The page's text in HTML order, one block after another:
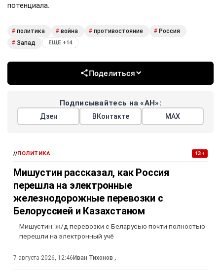
потенциала.
# политика # война # противостояние # Россия
# Запад ЕЩЕ +14
Поделиться
Подписывайтесь на «АН»:
Дзен ВКонтакте МАХ
//ПОЛИТИКА 13+
Мишустин рассказал, как Россия
перешла на электронные
железнодорожные перевозки с
Белоруссией и Казахстаном
Мишустин: ж/д перевозки с Беларусью почти полностью
перешли на электронный учё
7 августа 2026, 12:46Иван Тихонов ,